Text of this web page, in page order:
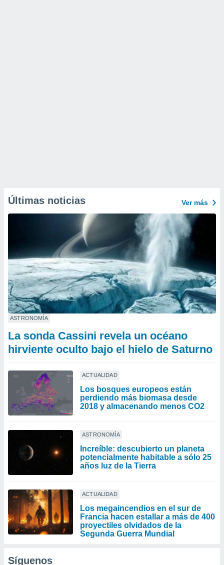
Últimas noticias Ver más
ASTRONOMÍA
La sonda Cassini revela un océano
hirviente oculto bajo el hielo de Saturno
ACTUALIDAD
Los bosques europeos están
perdiendo más biomasa desde
2018 y almacenando menos CO2
ASTRONOMÍA
Increíble: descubierto un planeta
potencialmente habitable a sólo 25
años luz de la Tierra
ACTUALIDAD
Los megaincendios en el sur de
Francia hacen estallar a más de 400
proyectiles olvidados de la
Segunda Guerra Mundial
Síguenos